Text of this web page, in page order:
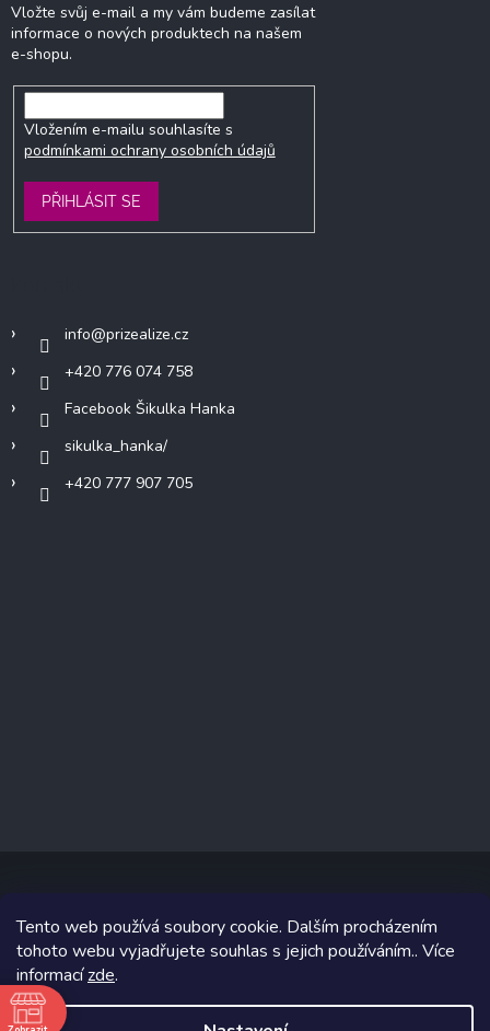
Tento web používá soubory cookie. Dalším procházením
tohoto webu vyjadřujete souhlas s jejich používáním.. Více
informacízde.
Vložte svůj e-mail a my vám budeme zasílat
informace o nových produktech na našem
e-shopu.
Vložením e-mailu souhlasíte s
podmínkami ochrany osobních údajů
PŘIHLÁSIT SE
info@prizealize.cz
+420 776 074 758
Facebook Šikulka Hanka
sikulka_hanka/
+420 777 907 705
Copyright 2026www.prizealize.cz. Všechna práva vyhrazena.
Grafický návrh vytvořil a na Shoptet implementoval
Shoptetak.cz.